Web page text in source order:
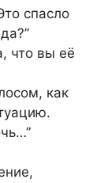
спасло
что вы её
как